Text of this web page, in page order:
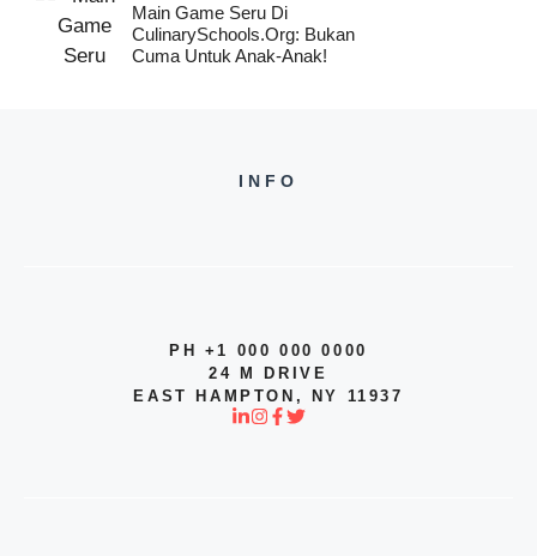
Main Game Seru Di
CulinarySchools.org: Bukan
Cuma Untuk Anak-Anak!
INFO
PH +1 000 000 0000
24 M DRIVE
EAST HAMPTON, NY 11937